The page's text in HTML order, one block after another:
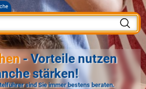
- Vorteile nutzen
stärken!
sind Sie immer bestens beraten.